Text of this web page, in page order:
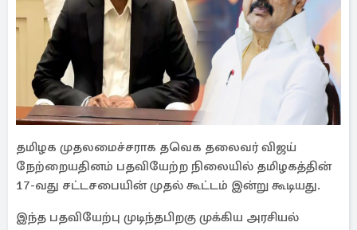
தமிழக முதலமைச்சராக தவெக தலைவர் விஜய்
நேற்றையதினம் பதவியேற்ற நிலையில் தமிழகத்தின்
17-வது சட்டசபையின் முதல் கூட்டம் இன்று கூடியது.
இந்த பதவியேற்பு முடிந்தபிறகு முக்கிய அரசியல்